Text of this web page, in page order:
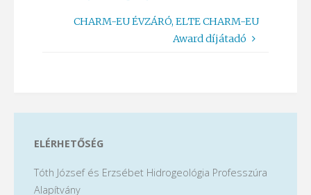
CHARM-EU ÉVZÁRÓ, ELTE CHARM-EU
Award díjátadó
ELÉRHETŐSÉG
Tóth József és Erzsébet Hidrogeológia Professzúra
Alapítvány